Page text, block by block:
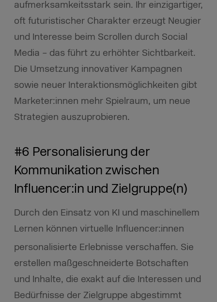
aufmerksamkeitsstark sein. Ihr einzigartiger,
oft futuristischer Charakter erzeugt Neugier
und Interesse beim Scrollen durch Social
Media – das führt zu erhöhter Sichtbarkeit.
Die Umsetzung innovativer Kampagnen
sowie neuer Interaktionsmöglichkeiten gibt
Marketer:innen mehr Spielraum, um neue
Strategien auszuprobieren.
#6 Personalisierung der
Kommunikation zwischen
Influencer:in und Zielgruppe(n)
Durch den Einsatz von KI und maschinellem
Lernen können virtuelle Influencer:innen
personalisierte Erlebnisse verschaffen. Sie
erstellen maßgeschneiderte Botschaften
und Inhalte, die exakt auf die Interessen und
Bedürfnisse der Zielgruppe abgestimmt